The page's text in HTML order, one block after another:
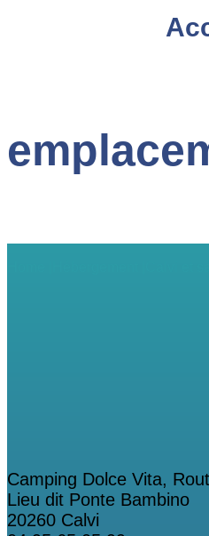
Camping Dolce Vita,
Lieu dit Ponte Bambino
20260 Calvi